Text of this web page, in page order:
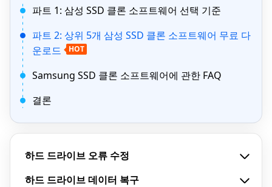
파트 1: 삼성 SSD 클론 소프트웨어 선택 기준
파트 2: 상위 5개 삼성 SSD 클론 소프트웨어 무료 다
운로드
HOT
Samsung SSD 클론 소프트웨어에 관한 FAQ
결론
하드 드라이브 오류 수정
하드 드라이브 데이터 복구